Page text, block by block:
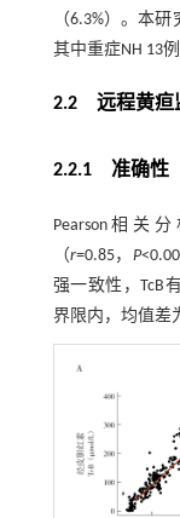
（6.3%）。本
其中重症NH 13例
2.2 远程黄疸
2.2.1 准确性
Pearson相关
（r=0.85， P
强一致性，TcB
界限内，均值差